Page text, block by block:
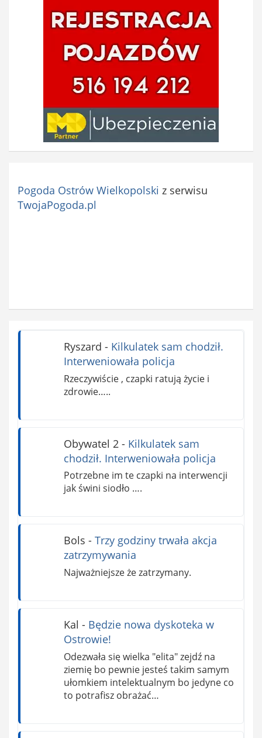
Pogoda Ostrów Wielkopolski z serwisu
TwojaPogoda.pl
Ryszard - Kilkulatek sam chodził.
Interweniowała policja
Rzeczywiście , czapki ratują życie i
zdrowie…..
Obywatel 2- Kilkulatek sam
chodził. Interweniowała policja
Potrzebne im te czapki na interwencji
jak świni siodło ….
Bols - Trzy godziny trwała akcja
zatrzymywania
Najważniejsze że zatrzymany.
Kal - Będzie nowa dyskoteka w
Ostrowie!
Odezwała się wielka "elita" zejdź na
ziemię bo pewnie jesteś takim samym
ułomkiem intelektualnym bo jedyne co
to potrafisz obrażać…